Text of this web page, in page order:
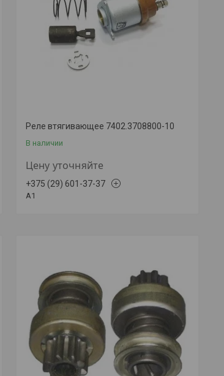
Реле втягивающее 7402.3708800-10
В наличии
Цену уточняйте
+375 (29) 601-37-37
A1